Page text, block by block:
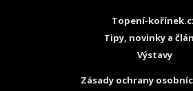
Topení-
Tipy, novinky a
Výstavy
Zásady ochrany